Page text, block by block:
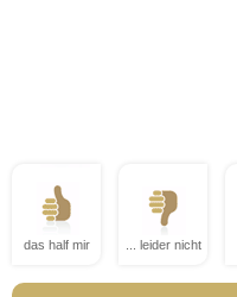
das half mir ... leider nicht